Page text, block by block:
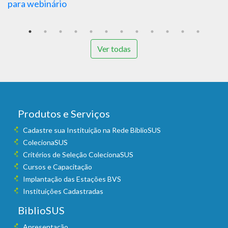
Ver todas
Produtos e Serviços
Cadastre sua Instituição na Rede BiblioSUS
ColecionaSUS
Critérios de Seleção ColecionaSUS
Cursos e Capacitação
Implantação das Estações BVS
Instituições Cadastradas
BiblioSUS